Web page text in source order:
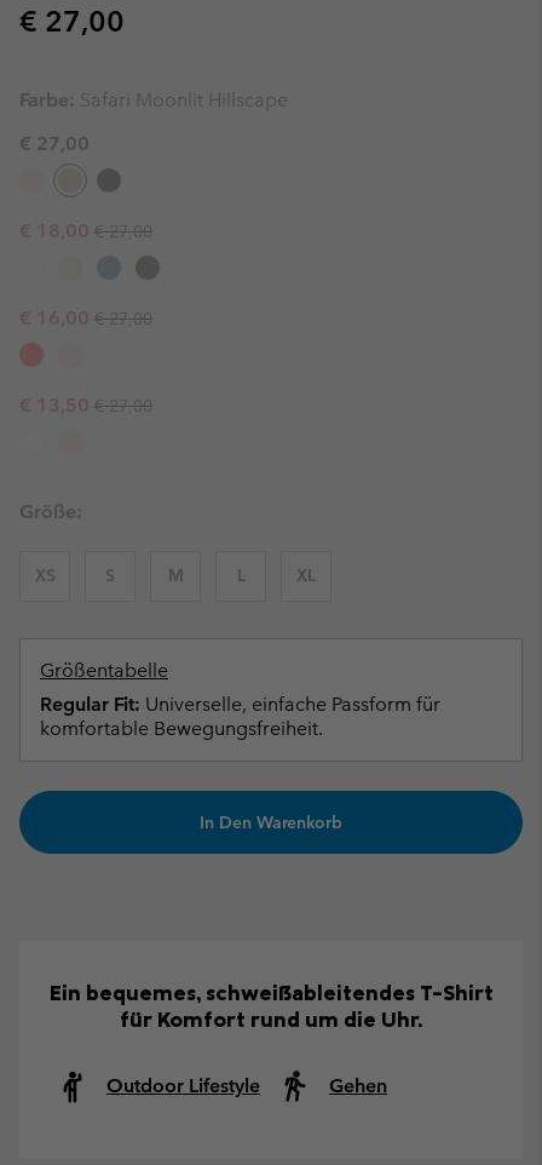
Regular price:
€ 27,00
Farbe: Safari Moonlit Hillscape
€ 27,00
Sale price:
€ 18,00 Regular price:
€ 27,00
Sale price:
€ 16,00 Regular price:
€ 27,00
Sale price:
€ 13,50 Regular price:
€ 27,00
Größe:
XS S M L XL
Größentabelle
Regular Fit: Universelle, einfache Passform für
komfortable Bewegungsfreiheit.
In Den Warenkorb
Ein bequemes, schweißableitendes T-Shirt
für Komfort rund um die Uhr.
Outdoor Lifestyle Gehen